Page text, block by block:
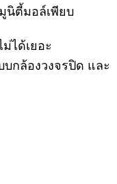
นิตี้มอล์เพียบ
ได้เยอะ
กล้องวงจรปิด และ